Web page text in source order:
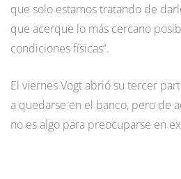
que solo estamos tratando de
que acerque lo más cercano
condiciones físicas”.
El viernes Vogt abrió su tercer
a quedarse en el banco, pero de
no es algo para preocuparse en